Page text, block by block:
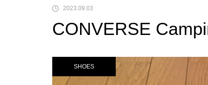
2023.09.03
CONVERSE
SHOES